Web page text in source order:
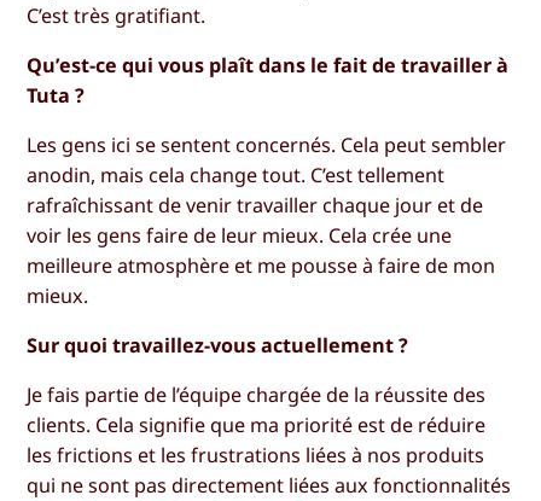
C’est très gratifiant.
Qu’est-ce qui vous plaît dans le fait de travailler à
Tuta ?
Les gens ici se sentent concernés. Cela peut sembler
anodin, mais cela change tout. C’est tellement
rafraîchissant de venir travailler chaque jour et de
voir les gens faire de leur mieux. Cela crée une
meilleure atmosphère et me pousse à faire de mon
mieux.
Sur quoi travaillez-vous actuellement ?
Je fais partie de l’équipe chargée de la réussite des
clients. Cela signifie que ma priorité est de réduire
les frictions et les frustrations liées à nos produits
qui ne sont pas directement liées aux fonctionnalités